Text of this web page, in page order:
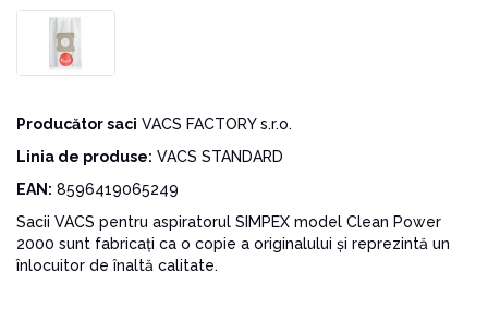
Producător saci VACS FACTORY s.r.o.
Linia de produse: VACS STANDARD
EAN: 8596419065249
Sacii VACS pentru aspiratorul SIMPEX model Clean Power
2000 sunt fabricați ca o copie a originalului și reprezintă un
înlocuitor de înaltă calitate.